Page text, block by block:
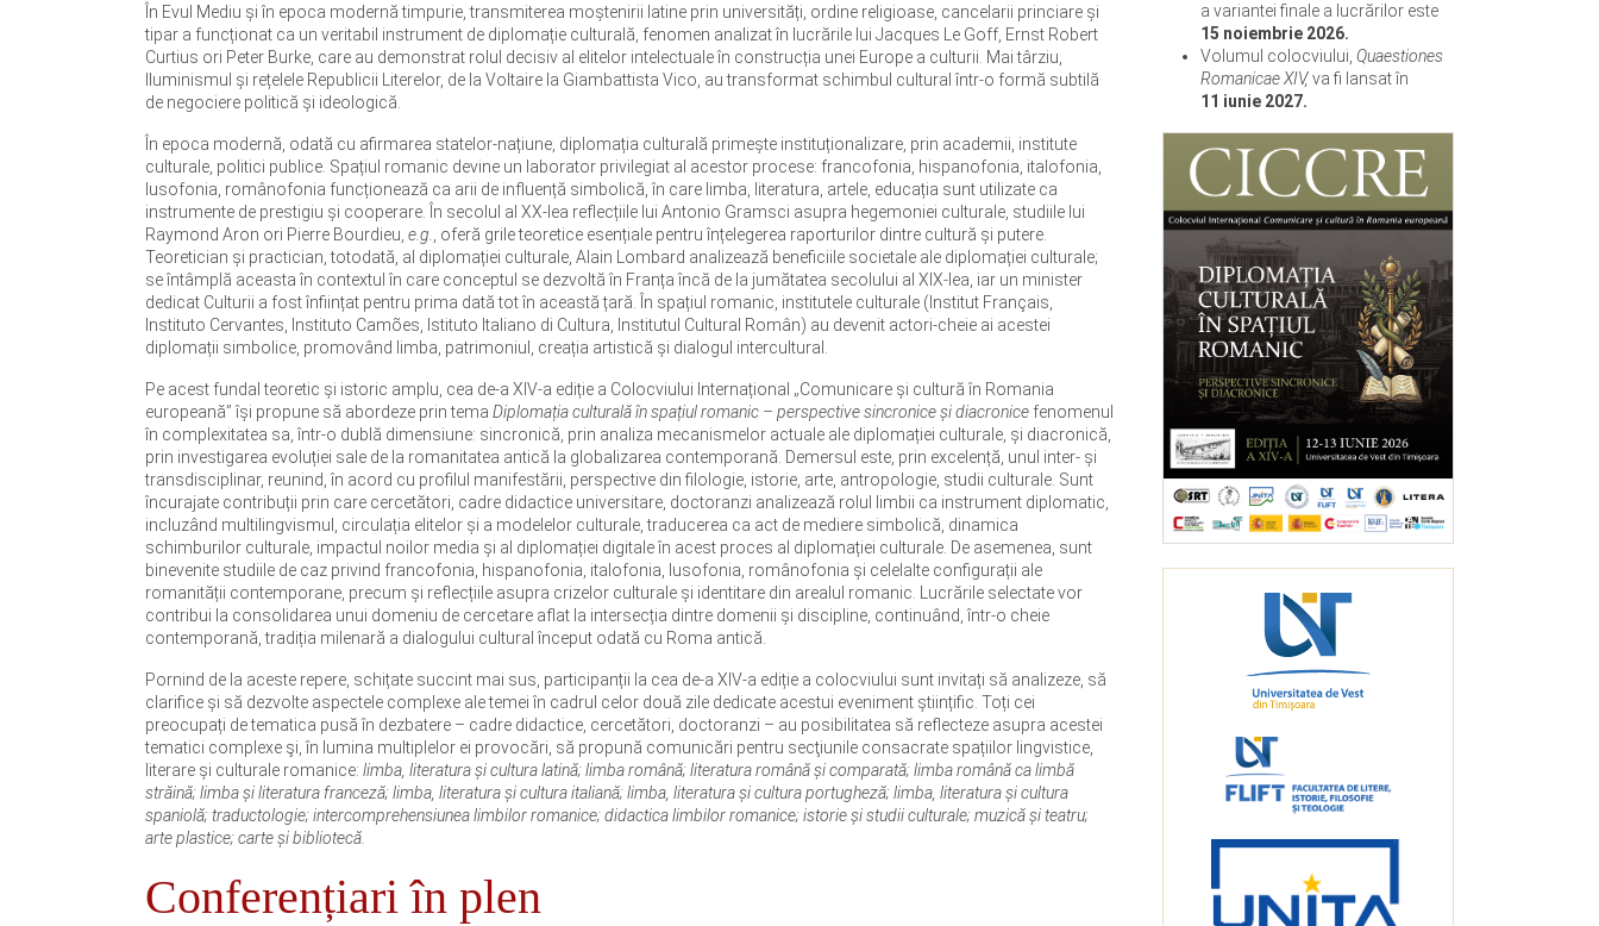
În Evul Mediu și în epoca modernă timpurie, transmiterea moștenirii latine prin universități, ordine religioase, cancelarii princiare și
tipar a funcționat ca un veritabil instrument de diplomație culturală, fenomen analizat în lucrările lui Jacques Le Goff, Ernst Robert
Curtius ori Peter Burke, care au demonstrat rolul decisiv al elitelor intelectuale în construcția unei Europe a culturii. Mai târziu,
Iluminismul și rețelele Republicii Literelor, de la Voltaire la Giambattista Vico, au transformat schimbul cultural într-o formă subtilă
de negociere politică și ideologică.
În epoca modernă, odată cu afirmarea statelor-națiune, diplomația culturală primește instituționalizare, prin academii, institute
culturale, politici publice. Spațiul romanic devine un laborator privilegiat al acestor procese: francofonia, hispanofonia, italofonia,
lusofonia, românofonia funcționează ca arii de influență simbolică, în care limba, literatura, artele, educația sunt utilizate ca
instrumente de prestigiu și cooperare. În secolul al XX-lea reflecțiile lui Antonio Gramsci asupra hegemoniei culturale, studiile lui
Raymond Aron ori Pierre Bourdieu, e.g., oferă grile teoretice esențiale pentru înțelegerea raporturilor dintre cultură și putere.
Teoretician și practician, totodată, al diplomației culturale, Alain Lombard analizează beneficiile societale ale diplomației culturale;
se întâmplă aceasta în contextul în care conceptul se dezvoltă în Franța încă de la jumătatea secolului al XIX-lea, iar un minister
dedicat Culturii a fost înființat pentru prima dată tot în această țară. În spațiul romanic, institutele culturale (Institut Français,
Instituto Cervantes, Instituto Camões, Istituto Italiano di Cultura, Institutul Cultural Român) au devenit actori-cheie ai acestei
diplomații simbolice, promovând limba, patrimoniul, creația artistică și dialogul intercultural.
Pe acest fundal teoretic și istoric amplu, cea de-a XIV-a ediție a Colocviului Internațional „Comunicare și cultură în Romania
europeană” își propune să abordeze prin tema Diplomația culturală în spațiul romanic – perspective sincronice și diacronice fenomenul
în complexitatea sa, într-o dublă dimensiune: sincronică, prin analiza mecanismelor actuale ale diplomației culturale, și diacronică,
prin investigarea evoluției sale de la romanitatea antică la globalizarea contemporană. Demersul este, prin excelență, unul inter- și
transdisciplinar, reunind, în acord cu profilul manifestării, perspective din filologie, istorie, arte, antropologie, studii culturale. Sunt
încurajate contribuții prin care cercetători, cadre didactice universitare, doctoranzi analizează rolul limbii ca instrument diplomatic,
incluzând multilingvismul, circulația elitelor și a modelelor culturale, traducerea ca act de mediere simbolică, dinamica
schimburilor culturale, impactul noilor media și al diplomației digitale în acest proces al diplomației culturale. De asemenea, sunt
binevenite studiile de caz privind francofonia, hispanofonia, italofonia, lusofonia, românofonia și celelalte configurații ale
romanității contemporane, precum și reflecțiile asupra crizelor culturale și identitare din arealul romanic. Lucrările selectate vor
contribui la consolidarea unui domeniu de cercetare aflat la intersecția dintre domenii și discipline, continuând, într-o cheie
contemporană, tradiția milenară a dialogului cultural început odată cu Roma antică.
Pornind de la aceste repere, schițate succint mai sus, participanții la cea de-a XIV-a ediție a colocviului sunt invitați să analizeze, să
clarifice și să dezvolte aspectele complexe ale temei în cadrul celor două zile dedicate acestui eveniment științific. Toți cei
preocupați de tematica pusă în dezbatere – cadre didactice, cercetători, doctoranzi – au posibilitatea să reflecteze asupra acestei
tematici complexe şi, în lumina multiplelor ei provocări, să propună comunicări pentru secţiunile consacrate spațiilor lingvistice,
literare și culturale romanice: limba, literatura și cultura latină; limba română; literatura română și comparată; limba română ca limbă
străină; limba și literatura franceză; limba, literatura și cultura italiană; limba, literatura și cultura portugheză; limba, literatura și cultura
spaniolă; traductologie; intercomprehensiunea limbilor romanice; didactica limbilor romanice; istorie și studii culturale; muzică și teatru;
arte plastice; carte și bibliotecă.
Conferențiari în plen
a variantei finale a lucrărilor este
15 noiembrie 2026.
Volumul colocviului, Quaestiones
Romanicae XIV,va fi lansat în
11 iunie 2027.